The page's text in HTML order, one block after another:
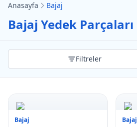
Anasayfa Bajaj
Bajaj Yedek Parçaları
Filtreler
Bajaj Bajaj